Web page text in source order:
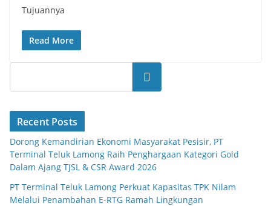
Tujuannya
Read More
Search
Recent Posts
Dorong Kemandirian Ekonomi Masyarakat Pesisir, PT
Terminal Teluk Lamong Raih Penghargaan Kategori Gold
Dalam Ajang TJSL & CSR Award 2026
PT Terminal Teluk Lamong Perkuat Kapasitas TPK Nilam
Melalui Penambahan E-RTG Ramah Lingkungan